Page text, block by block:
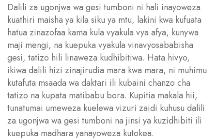
Dalili za ugonjwa wa gesi tumboni ni hali inayoweza
kuathiri maisha ya kila siku ya mtu, lakini kwa kufuata
hatua zinazofaa kama kula vyakula vya afya, kunywa
maji mengi, na kuepuka vyakula vinavyosababisha
gesi, tatizo hili linaweza kudhibitiwa. Hata hivyo,
ikiwa dalili hizi zinajirudia mara kwa mara, ni muhimu
kutafuta msaada wa daktari ili kubaini chanzo cha
tatizo na kupata matibabu bora. Kupitia makala hii,
tunatumai umeweza kuelewa vizuri zaidi kuhusu dalili
za ugonjwa wa gesi tumboni na jinsi ya kuzidhibiti ili
kuepuka madhara yanayoweza kutokea.